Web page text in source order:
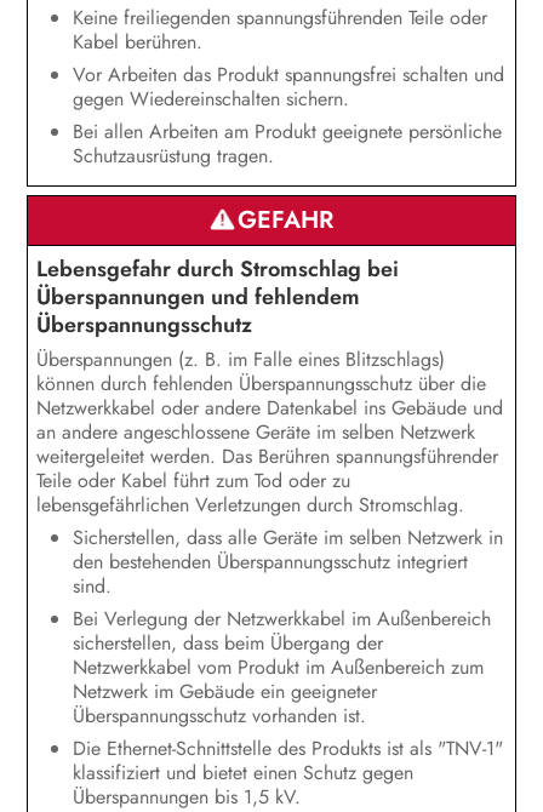
Keine freiliegenden spannungsführenden Teile oder
Kabel berühren.
Vor Arbeiten das Produkt spannungsfrei schalten und
gegen Wiedereinschalten sichern.
Bei allen Arbeiten am Produkt geeignete persönliche
Schutzausrüstung tragen.
GEFAHR
Lebensgefahr durch Stromschlag bei
Überspannungen und fehlendem
Überspannungsschutz
Überspannungen (z. B. im Falle eines Blitzschlags)
können durch fehlenden Überspannungsschutz über die
Netzwerkkabel oder andere Datenkabel ins Gebäude und
an andere angeschlossene Geräte im selben Netzwerk
weitergeleitet werden. Das Berühren spannungsführender
Teile oder Kabel führt zum Tod oder zu
lebensgefährlichen Verletzungen durch Stromschlag.
Sicherstellen, dass alle Geräte im selben Netzwerk in
den bestehenden Überspannungsschutz integriert
sind.
Bei Verlegung der Netzwerkkabel im Außenbereich
sicherstellen, dass beim Übergang der
Netzwerkkabel vom Produkt im Außenbereich zum
Netzwerk im Gebäude ein geeigneter
Überspannungsschutz vorhanden ist.
Die Ethernet-Schnittstelle des Produkts ist als "TNV-1"
klassifiziert und bietet einen Schutz gegen
Überspannungen bis 1,5 kV.
Entsorgung
Technische Daten
Zubehör
Ersatzteile
EU-Konformitätserklärung